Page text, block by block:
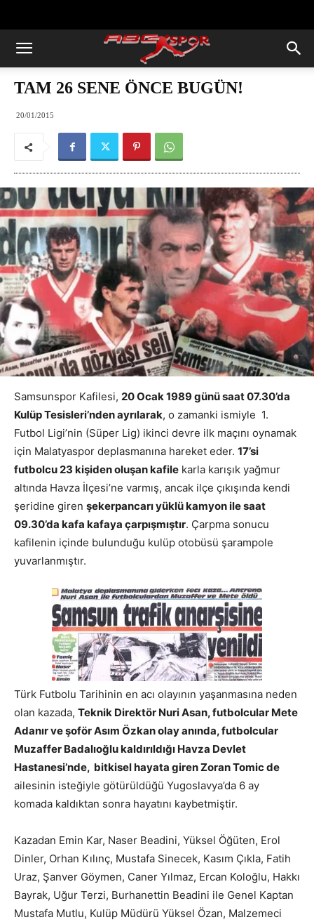
TAM 26 SENE ÖNCE BUGÜN!
20/01/2015
Samsunspor Kafilesi, 20 Ocak 1989 günü saat 07.30’da
Kulüp Tesisleri’nden ayrılarak, o zamanki ismiyle 1.
Futbol Ligi’nin (Süper Lig) ikinci devre ilk maçını oynamak
için Malatyaspor deplasmanına hareket eder. 17’si
futbolcu 23 kişiden oluşan kafile karla karışık yağmur
altında Havza İlçesi’ne varmış, ancak ilçe çıkışında kendi
şeridine giren şekerpancarı yüklü kamyon ile saat
09.30’da kafa kafaya çarpışmıştır. Çarpma sonucu
kafilenin içinde bulunduğu kulüp otobüsü şarampole
yuvarlanmıştır.
Türk Futbolu Tarihinin en acı olayının yaşanmasına neden
olan kazada, Teknik Direktör Nuri Asan, futbolcular Mete
Adanır ve şoför Asım Özkan olay anında, futbolcular
Muzaffer Badalıoğlu kaldırıldığı Havza Devlet
Hastanesi’nde, bitkisel hayata giren Zoran Tomic de
ailesinin isteğiyle götürüldüğü Yugoslavya’da 6 ay
komada kaldıktan sonra hayatını kaybetmiştir.
Kazadan Emin Kar, Naser Beadini, Yüksel Öğüten, Erol
Dinler, Orhan Kılınç, Mustafa Sinecek, Kasım Çıkla, Fatih
Uraz, Şanver Göymen, Caner Yılmaz, Ercan Koloğlu, Hakkı
Bayrak, Uğur Terzi, Burhanettin Beadini ile Genel Kaptan
Mustafa Mutlu, Kulüp Müdürü Yüksel Özan, Malzemeci